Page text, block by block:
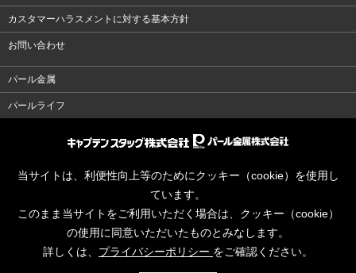
カスタマーハラスメントに対する基本方針
お問い合わせ
パール金属
パールライフ
当サイトは、利便性向上等のためにクッキー（cookie）を使用し
ています。
このまま当サイトをご利用いただく場合は、クッキー（cookie）
の使用に同意いただいたものとみなします。
詳しくは、 プライバシーポリシー をご確認ください。